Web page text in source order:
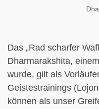
Das „Rad scharfer
Dharmarakshita,
wurde, gilt als
Geistestrainings
können als unser